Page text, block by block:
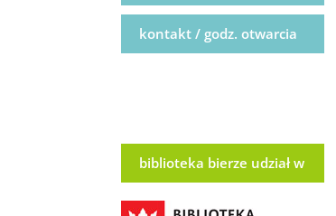
kontakt / godz. otwarcia
biblioteka bierze udział w